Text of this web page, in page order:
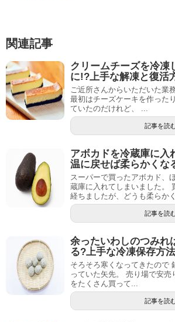
関連記事
クリームチーズを冷凍
に!?上手な解凍と復活
ご近所さんからいただいた業
最初はチーズケーキを作った
ていたのだけれど、 ...
記事を読
アボカドを冷蔵庫に入
温に戻せば柔らかくな
スーパーで買ったアボカド、
蔵庫に入れてしまいました。
経ちましたが、どうも柔らか
記事を読
余ったいわしのつみれ
る?上手な冷凍保存方
そろそろ寒くなってきたので
っていた矢先。 売り場で安
をたくさん買って...
記事を読